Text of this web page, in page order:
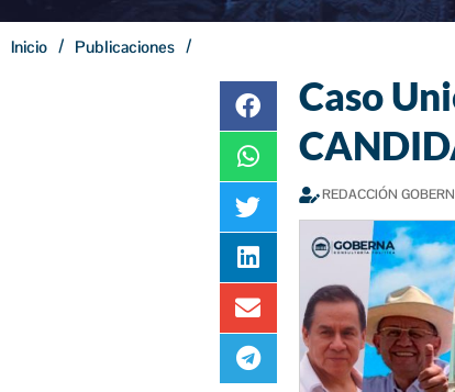
Inicio / Publicaciones /
Caso
REDACCIÓN